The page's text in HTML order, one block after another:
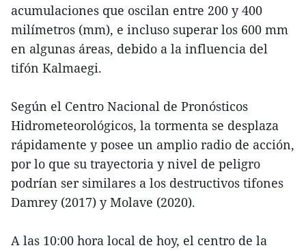
acumulaciones que oscilan entre 200 y 400
milímetros (mm), e incluso superar los 600 mm
en algunas áreas, debido a la influencia del
tifón Kalmaegi.
Según el Centro Nacional de Pronósticos
Hidrometeorológicos, la tormenta se desplaza
rápidamente y posee un amplio radio de acción,
por lo que su trayectoria y nivel de peligro
podrían ser similares a los destructivos tifones
Damrey (2017) y Molave (2020).
A las 10:00 hora local de hoy, el centro de la